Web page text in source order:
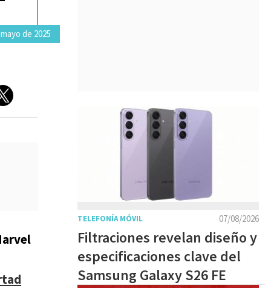
de 2025
07/08/2026
TELEFONÍA MÓVIL
Filtraciones revelan diseño y
especificaciones clave del
Samsung Galaxy S26 FE